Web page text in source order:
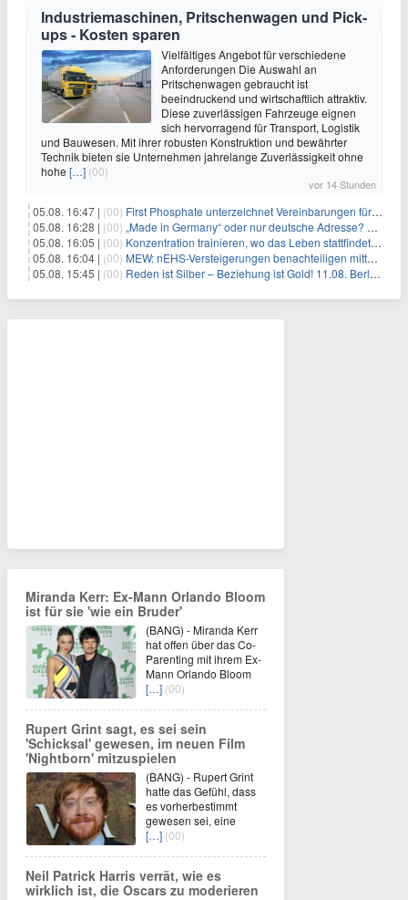
Industriemaschinen, Pritschenwagen und Pick-
ups - Kosten sparen
Vielfältiges Angebot für verschiedene
Anforderungen Die Auswahl an
Pritschenwagen gebraucht ist
beeindruckend und wirtschaftlich attraktiv.
Diese zuverlässigen Fahrzeuge eignen
sich hervorragend für Transport, Logistik
und Bauwesen. Mit ihrer robusten Konstruktion und bewährter
Technik bieten sie Unternehmen jahrelange Zuverlässigkeit ohne
hohe […] (00)
vor 14 Stunden
05.08. 16:47 | (00) First Phosphate unterzeichnet Vereinbarungen für nicht zu refundierende Zuwendungen in Höhe von 4,84 Mio. $ von der kanadischen Regierung für Straßeninfrastruktur und Stromübertragungsleitungen
05.08. 16:28 | (00) „Made in Germany“ oder nur deutsche Adresse? So erkennen Sie, wo Ihre Leiterplatten wirklich gefertigt werden
05.08. 16:05 | (00) Konzentration trainieren, wo das Leben stattfindet: Mobile EEG-Technologie bringt Neurofeedback in den Alltag
05.08. 16:04 | (00) MEW: nEHS-Versteigerungen benachteiligen mittelständische Unternehmen
05.08. 15:45 | (00) Reden ist Silber – Beziehung ist Gold! 11.08. Berlin – 18:30 Uhr
Miranda Kerr: Ex-Mann Orlando Bloom
ist für sie 'wie ein Bruder'
(BANG) - Miranda Kerr
hat offen über das Co-
Parenting mit ihrem Ex-
Mann Orlando Bloom
[…] (00)
Rupert Grint sagt, es sei sein
'Schicksal' gewesen, im neuen Film
'Nightborn' mitzuspielen
(BANG) - Rupert Grint
hatte das Gefühl, dass
es vorherbestimmt
gewesen sei, eine
[…] (00)
Neil Patrick Harris verrät, wie es
wirklich ist, die Oscars zu moderieren